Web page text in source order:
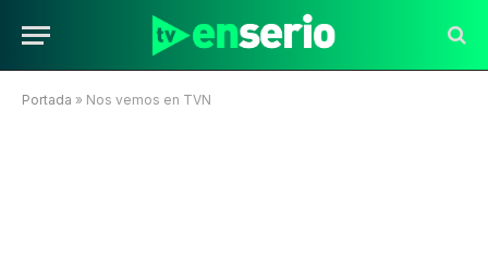
Portada » Nos vemos en TVN